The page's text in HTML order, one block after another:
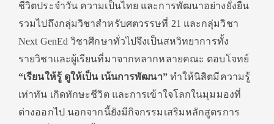
ชีวิตประจำวัน ความเป็นไทย และการพัฒนาอย่างยั่งยืน
รวมไปถึงกลุ่มวิชาสำหรับศตวรรษที่ 21 และกลุ่มวิชา
Next GenEd วิชาศึกษาทั่วไปจึงเป็นสหวิทยาการทั้ง
รายวิชาและผู้เรียนที่มาจากหลากหลายคณะ ตอบโจทย์
“เรียนให้รู้ ดูให้เป็น เน้นการพัฒนา”ทำให้นิสิตมีความรู้
เท่าทัน เกิดทักษะชีวิต และการเข้าใจโลกในมุมมองที่
ต่างออกไป นอกจากนี้ยังมีกิจกรรมเสริมหลักสูตรการ